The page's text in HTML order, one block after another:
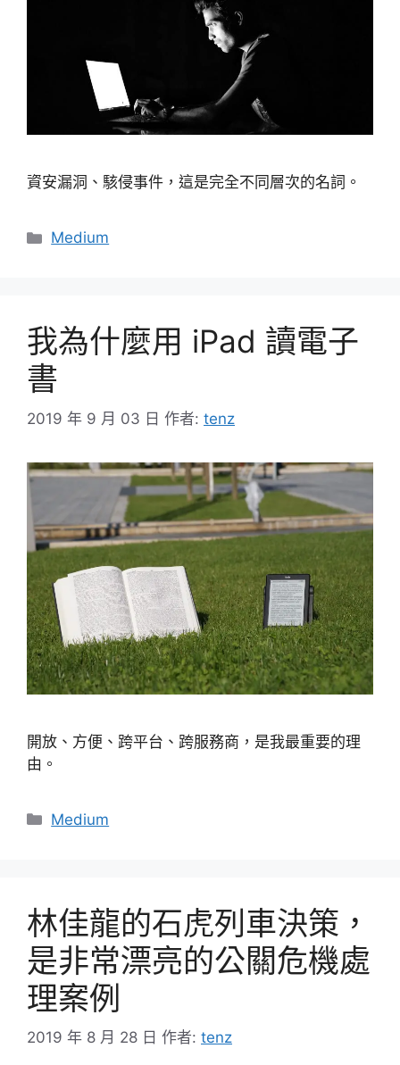
資安漏洞、駭侵事件，這是完全不同層次的名詞。
分
Medium
我為什麼用 iPad 讀電子
書
2019 年 9 月 03 日 作者: tenz
開放、方便、跨平台、跨服務商，是我最重要的理
由。
分
Medium
林佳龍的石虎列車決策，
是非常漂亮的公關危機處
理案例
2019 年 8 月 28 日 作者: tenz